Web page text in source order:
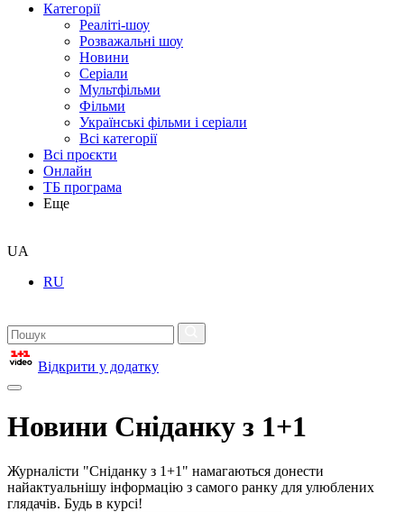
Категорії
Реаліті-шоу
Розважальні шоу
Новини
Серіали
Мультфільми
Фільми
Українські фільми і серіали
Всі категорії
Всі проєкти
Онлайн
ТБ програма
Еще
UA
RU
Відкрити у додатку
Новини Сніданку з 1+1
Журналісти "Сніданку з 1+1" намагаються донести
найактуальнішу інформацію з самого ранку для улюблених
глядачів. Будь в курсі!